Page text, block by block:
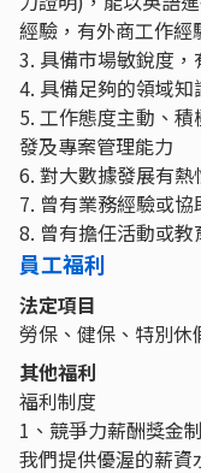
經驗，有外商工作經
3. 具備市場敏銳度
4. 具備足夠的領域
5. 工作態度主動、
發及專案管理能力
6. 對大數據發展有
7. 曾有業務經驗或
8. 曾有擔任活動或
員工福利
法定項目
勞保、健保、特別休
其他福利
福利制度
1、競爭力薪酬獎金
我們提供優渥的薪資